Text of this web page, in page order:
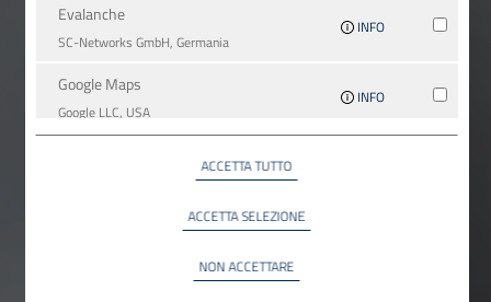
Evalanche
SC-Networks GmbH, Germania
INFO
Google Maps
Google LLC, USA
INFO
ACCETTA TUTTO
ACCETTA SELEZIONE
NON ACCETTARE